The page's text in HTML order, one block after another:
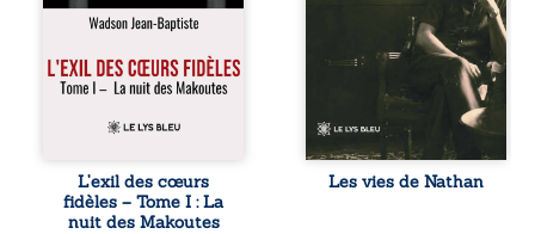
jusque dans les
villages les plus
reculés. À Bainet,
Jean-Joël Joli
mène une
avec sa famille.
respecté, il refuse
pourtant de
fermer les yeux
L’exil des cœurs
fidèles – Tome I : La
nuit des Makoutes
communiquer
avec son père,
disparu depuis
plus de vingt ans
et qu’il n’a jamais
connu. De ce
dialogue par-delà
la mort naissent
des poèmes qui
retracent une vie
Les vies de Nathan